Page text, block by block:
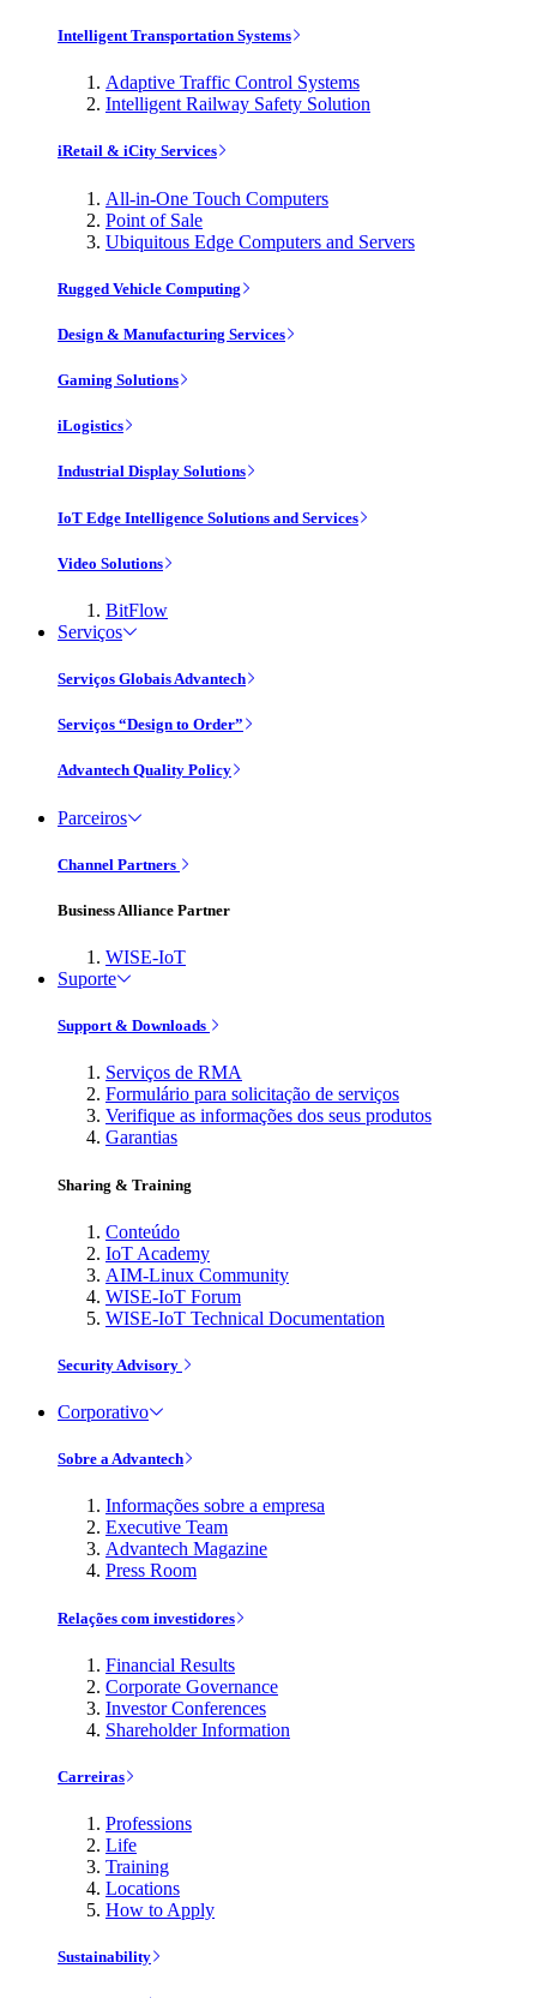
Intelligent Transportation Systems
Adaptive Traffic Control Systems
Intelligent Railway Safety Solution
iRetail & iCity Services
All-in-One Touch Computers
Point of Sale
Ubiquitous Edge Computers and Servers
Rugged Vehicle Computing
Design & Manufacturing Services
Gaming Solutions
iLogistics
Industrial Display Solutions
IoT Edge Intelligence Solutions and Services
Video Solutions
BitFlow
Serviços
Serviços Globais Advantech
Serviços “Design to Order”
Advantech Quality Policy
Parceiros
Channel Partners
Business Alliance Partner
WISE-IoT
Suporte
Support & Downloads
Serviços de RMA
Formulário para solicitação de serviços
Verifique as informações dos seus produtos
Garantias
Sharing & Training
Conteúdo
IoT Academy
AIM-Linux Community
WISE-IoT Forum
WISE-IoT Technical Documentation
Security Advisory
Corporativo
Sobre a Advantech
Informações sobre a empresa
Executive Team
Advantech Magazine
Press Room
Relações com investidores
Financial Results
Corporate Governance
Investor Conferences
Shareholder Information
Carreiras
Professions
Life
Training
Locations
How to Apply
Sustainability